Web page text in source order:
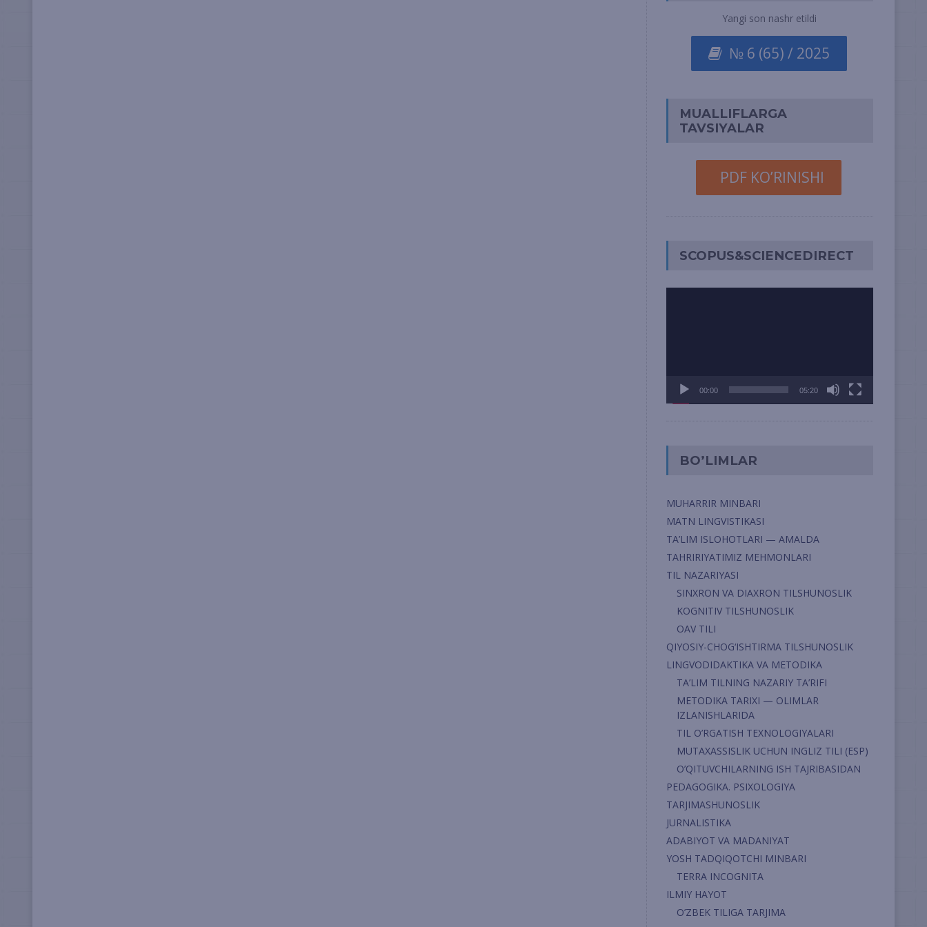
Yangi son nashr etildi
№ 6 (65) / 2025
MUALLIFLARGA
TAVSIYALAR
PDF KO’RINISHI
SCOPUS&SCIENCEDIRECT
00:00 05:20
BO’LIMLAR
MUHARRIR MINBARI
MATN LINGVISTIKASI
TA’LIM ISLOHOTLARI — AMALDA
TAHRIRIYATIMIZ MEHMONLARI
TIL NAZARIYASI
SINXRON VA DIAXRON TILSHUNOSLIK
KOGNITIV TILSHUNOSLIK
OAV TILI
QIYOSIY-CHOG‘ISHTIRMA TILSHUNOSLIK
LINGVODIDAKTIKA VA METODIKA
TA’LIM TILNING NAZARIY TA’RIFI
METODIKA TARIXI — OLIMLAR
IZLANISHLARIDA
TIL O’RGATISH TEXNOLOGIYALARI
MUTAXASSISLIK UCHUN INGLIZ TILI (ESP)
O’QITUVCHILARNING ISH TAJRIBASIDAN
PEDAGOGIKA. PSIXOLOGIYA
TARJIMASHUNOSLIK
JURNALISTIKA
ADABIYOT VA MADANIYAT
YOSH TADQIQOTCHI MINBARI
TERRA INCOGNITA
ILMIY HAYOT
O’ZBEK TILIGA TARJIMA